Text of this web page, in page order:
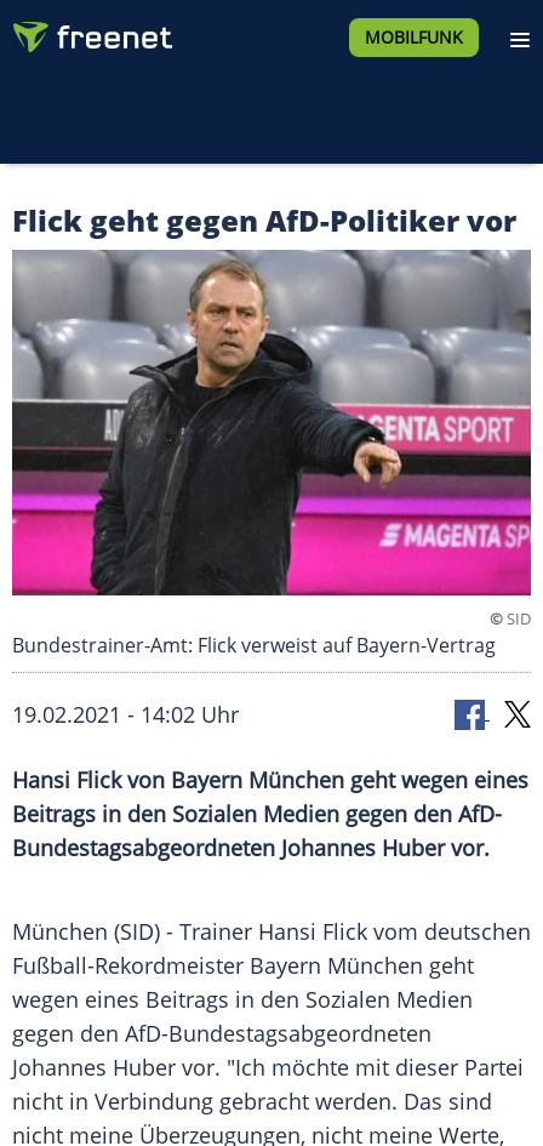
MOBILFUNK
Flick geht gegen AfD-Politiker vor
©SID
Bundestrainer-Amt: Flick verweist auf Bayern-Vertrag
19.02.2021 - 14:02 Uhr
Hansi Flickvon Bayern München geht wegen eines
Beitrags in den Sozialen Medien gegen den AfD-
Bundestagsabgeordneten Johannes Hubervor.
München (SID) - Trainer Hansi Flick vom deutschen
Fußball-Rekordmeister Bayern München geht
wegen eines Beitrags in den Sozialen Medien
gegen den AfD-Bundestagsabgeordneten
Johannes Huber vor. "Ich möchte mit dieser Partei
nicht in Verbindung gebracht werden. Das sind
nicht meine Überzeugungen, nicht meine Werte,